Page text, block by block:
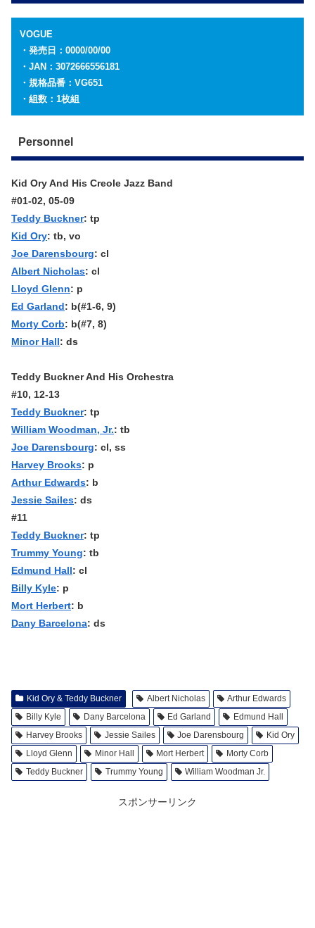
VOGUE
・発売日：0000/00/00
・JAN：3072666556181
・規格品番：VG651
・組数：1枚組
Personnel
Kid Ory And His Creole Jazz Band
#01-02, 05-09
Teddy Buckner: tp
Kid Ory: tb, vo
Joe Darensbourg: cl
Albert Nicholas: cl
Lloyd Glenn: p
Ed Garland: b(#1-6, 9)
Morty Corb: b(#7, 8)
Minor Hall: ds
Teddy Buckner And His Orchestra
#10, 12-13
Teddy Buckner: tp
William Woodman, Jr.: tb
Joe Darensbourg: cl, ss
Harvey Brooks: p
Arthur Edwards: b
Jessie Sailes: ds
#11
Teddy Buckner: tp
Trummy Young: tb
Edmund Hall: cl
Billy Kyle: p
Mort Herbert: b
Dany Barcelona: ds
Kid Ory & Teddy Buckner Albert Nicholas
Arthur Edwards
Billy Kyle
Dany Barcelona Ed Garland
Edmund Hall
Harvey Brooks
Jessie Sailes Joe Darensbourg
Kid Ory
Lloyd Glenn
Minor Hall Mort Herbert
Morty Corb
Teddy Buckner
Trummy Young William Woodman Jr.
スポンサーリンク